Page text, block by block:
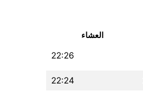
العشاء
22:26
22:24